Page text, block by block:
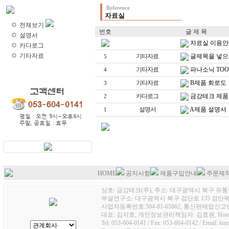
전체보기
설명서
카다로그
기타자료
Reference
자료실
번호
글 제 목
자료실 이용
5 기타자료 글제목을 넣
4 기타자료 파나소닉
3 기타자료 B제품 회로도
2 카다로그 금강테크 제
1 설명서 A제품 설명서
HOME 공지사항 제품구입안내 주문제
상호: 금강테크(주), 주소: 대구광역시 북구 유
부설연구소: 대구광역시 북구 검단로 135 검단
사업자등록번호:504-81-65862, 통신판매업신고
대표: 김지호, 개인정보관리책임자: 김효원,
Tel: 053-604-0141 / Fax: 053-604-0142 / Email: